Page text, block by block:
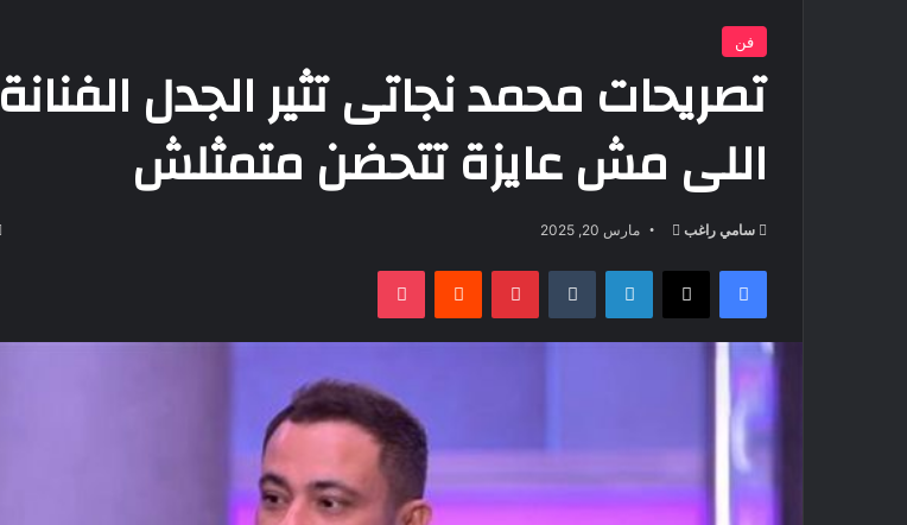
فن
تصريحات محمد نجاتى تثير الجدل الفنانة
اللى مش عايزة تتحضن متمثلش
سامي راغب
أرسل
إلكترونيا
مارس 20, 2025
فيسبوك ‫X لينكدإن بينتيريست ‫Pocket